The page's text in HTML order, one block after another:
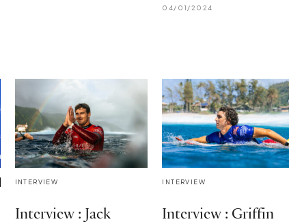
04/01/2024
INTERVIEW
Interview : Jack
INTERVIEW
Interview : Griffin